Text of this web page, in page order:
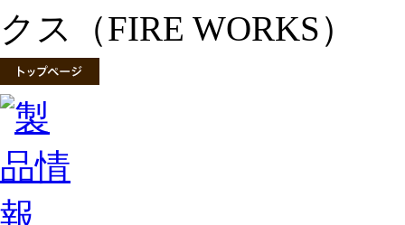
クス（FIRE WORKS）